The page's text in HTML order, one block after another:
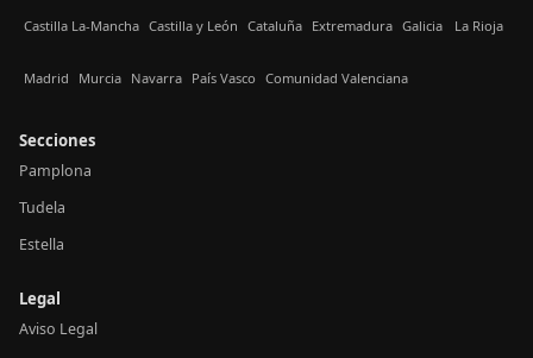
Castilla La-Mancha Castilla y León Cataluña Extremadura Galicia La Rioja
Madrid Murcia Navarra País Vasco Comunidad Valenciana
Secciones
Pamplona
Tudela
Estella
Legal
Aviso Legal